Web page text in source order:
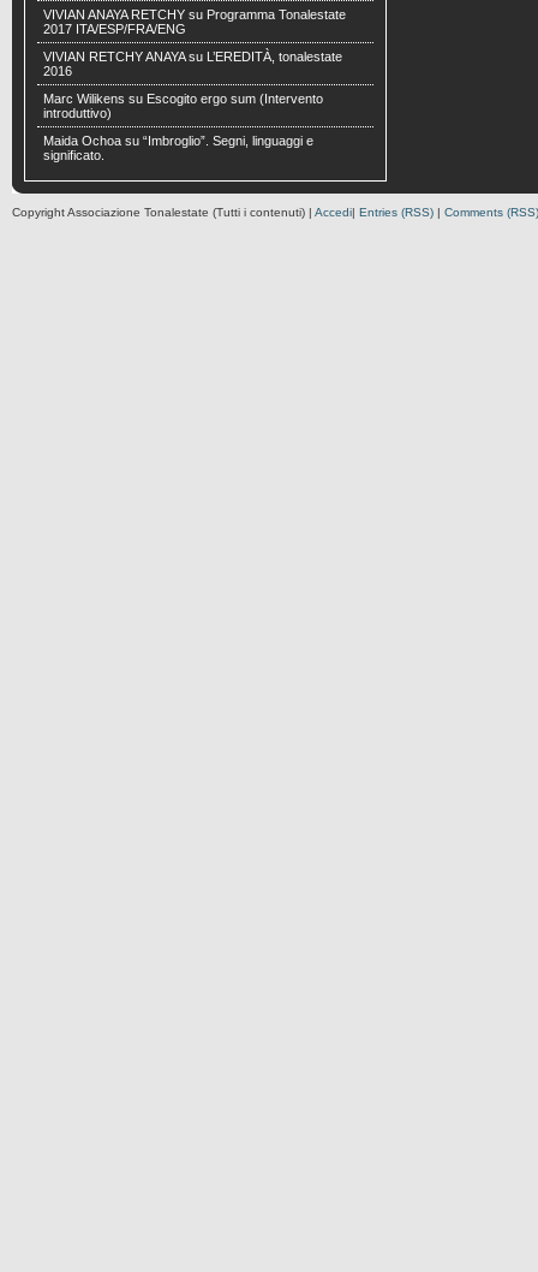
VIVIAN ANAYA RETCHY su Programma Tonalestate
2017 ITA/ESP/FRA/ENG
VIVIAN RETCHY ANAYAsu
L’EREDITÀ, tonalestate
2016
Marc Wilikens su Escogito ergo sum (Intervento
introduttivo)
Maida Ochoa su “Imbroglio”. Segni, linguaggi e
significato.
Copyright Associazione Tonalestate (Tutti i contenuti) | Accedi| Entries (RSS) | Comments (RSS)